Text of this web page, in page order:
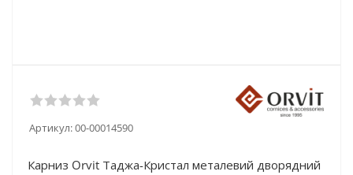
Артикул:00-00014590
Карниз Orvit Таджа-Кристал металевий дворядний